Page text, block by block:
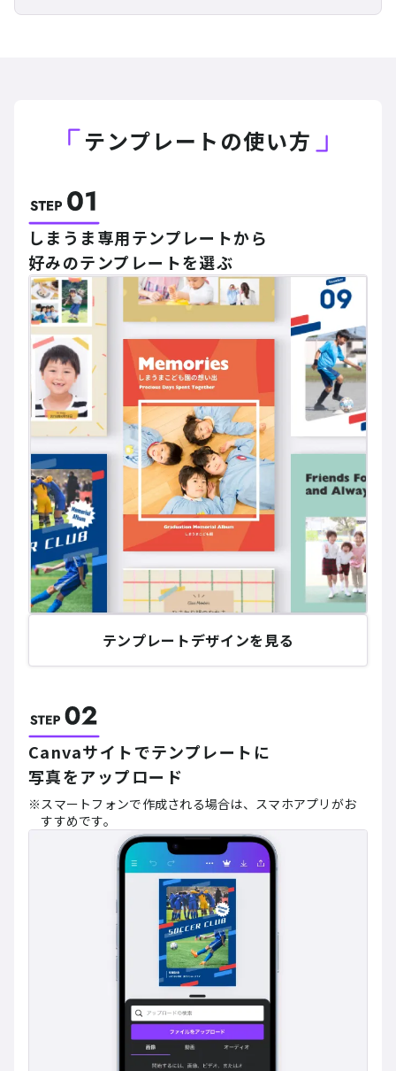
テンプレートの使い方
しまうま専用テンプレートから
好みのテンプレートを選ぶ
テンプレートデザインを見る
Canvaサイトでテンプレートに
写真をアップロード
スマートフォンで作成される場合は、スマホアプリがお
すすめです。